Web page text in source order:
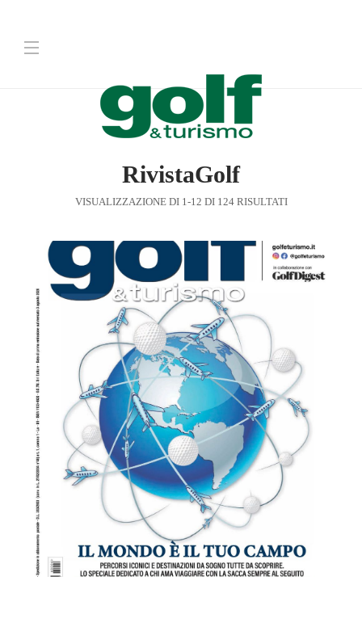
RivistaGolf
VISUALIZZAZIONE DI 1-12 DI 124 RISULTATI